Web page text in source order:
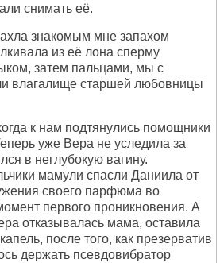
снимать её.
знакомым мне запахом
из её лона сперму
затем пальцами, мы с
влагалище старшей любовницы
к нам подтянулись помощники
уже Вера не уследила за
в неглубокую вагину.
мамули спасли Даниила от
своего парфюма во
первого проникновения. А
отказывалась мама, оставила
после того, как презерватив
держать псевдовибратор